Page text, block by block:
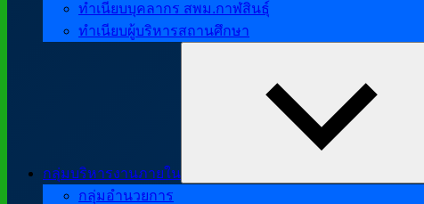
ทำเนียบบุคลากร สพม.กาฬสินธุ์
ทำเนียบผู้บริหารสถานศึกษา
กลุ่มบริหารงานภายใน
กลุ่มอำนวยการ